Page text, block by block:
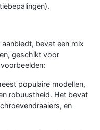
bevat een mix
geschikt voor
populaire modellen,
robuustheid. Het bevat
en